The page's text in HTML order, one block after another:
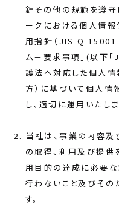
針その他の規範を遵守
ークにおける個人情報
用指針（JIS Q 15001
ム－要求事項」(以下
護法へ対応した個人情
方）に基づいて個人情
し、適切に運用いたしま
当社は、事業の内容
の取得、利用及び提供
用目的の達成に必要
行わないこと及びその
す。